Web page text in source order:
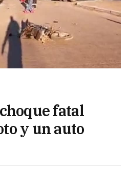
fatal
y un auto